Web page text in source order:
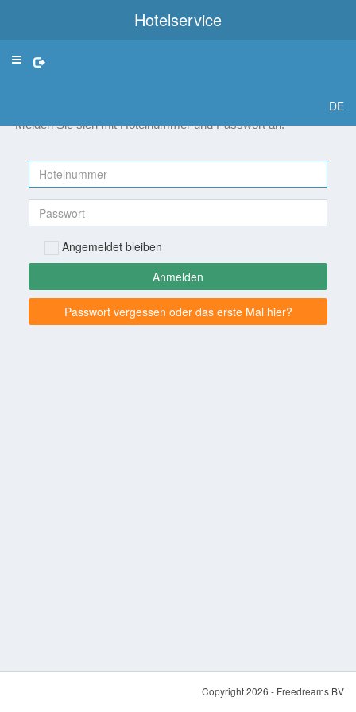
Hotelservice
Toggle
DE
Melden Sie sich mit Hotelnummer und Passwort an.
Angemeldet bleiben
Anmelden
Passwort vergessen oder das erste Mal hier?
Copyright 2026 - Freedreams BV